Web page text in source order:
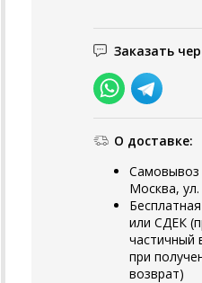
Заказать
О доставке:
Самовывоз
Москва,
или СДЕК
частичный
при
возврат)